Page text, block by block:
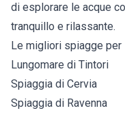
di esplorare le acque
tranquillo e rilassante.
Le migliori spiagge per
Lungomare di Tintori
Spiaggia di Cervia
Spiaggia di Ravenna